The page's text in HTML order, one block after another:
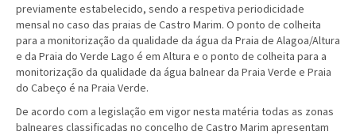
previamente estabelecido, sendo a respetiva periodicidade
mensal no caso das praias de Castro Marim. O ponto de colheita
para a monitorização da qualidade da água da Praia de Alagoa/Altura
e da Praia do Verde Lago é em Altura e o ponto de colheita para a
monitorização da qualidade da água balnear da Praia Verde e Praia
do Cabeço é na Praia Verde.
De acordo com a legislação em vigor nesta matéria todas as zonas
balneares classificadas no concelho de Castro Marim apresentam